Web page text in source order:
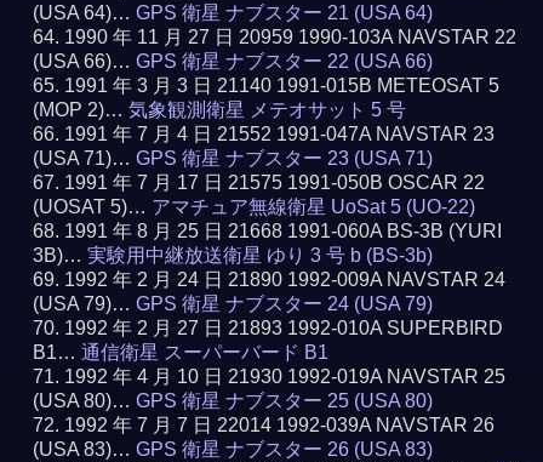
(USA 64)…GPS 衛星 ナブスター 21 (USA 64)
1990 年 11 月 27 日 20959 1990-103A NAVSTAR 22
(USA 66)…GPS 衛星 ナブスター 22 (USA 66)
1991 年 3 月 3 日 21140 1991-015B METEOSAT 5
(MOP 2)…気象観測衛星 メテオサット 5 号
1991 年 7 月 4 日 21552 1991-047A NAVSTAR 23
(USA 71)…GPS 衛星 ナブスター 23 (USA 71)
1991 年 7 月 17 日 21575 1991-050B OSCAR 22
(UOSAT 5)… アマチュア無線衛星 UoSat 5 (UO-22)
1991 年 8 月 25 日 21668 1991-060A BS-3B (YURI
3B)…実験用中継放送衛星 ゆり 3 号 b (BS-3b)
1992 年 2 月 24 日 21890 1992-009A NAVSTAR 24
(USA 79)…GPS 衛星 ナブスター 24 (USA 79)
1992 年 2 月 27 日 21893 1992-010A SUPERBIRD
B1…通信衛星 スーパーバード B1
1992 年 4 月 10 日 21930 1992-019A NAVSTAR 25
(USA 80)…GPS 衛星 ナブスター 25 (USA 80)
1992 年 7 月 7 日 22014 1992-039A NAVSTAR 26
(USA 83)…GPS 衛星 ナブスター 26 (USA 83)